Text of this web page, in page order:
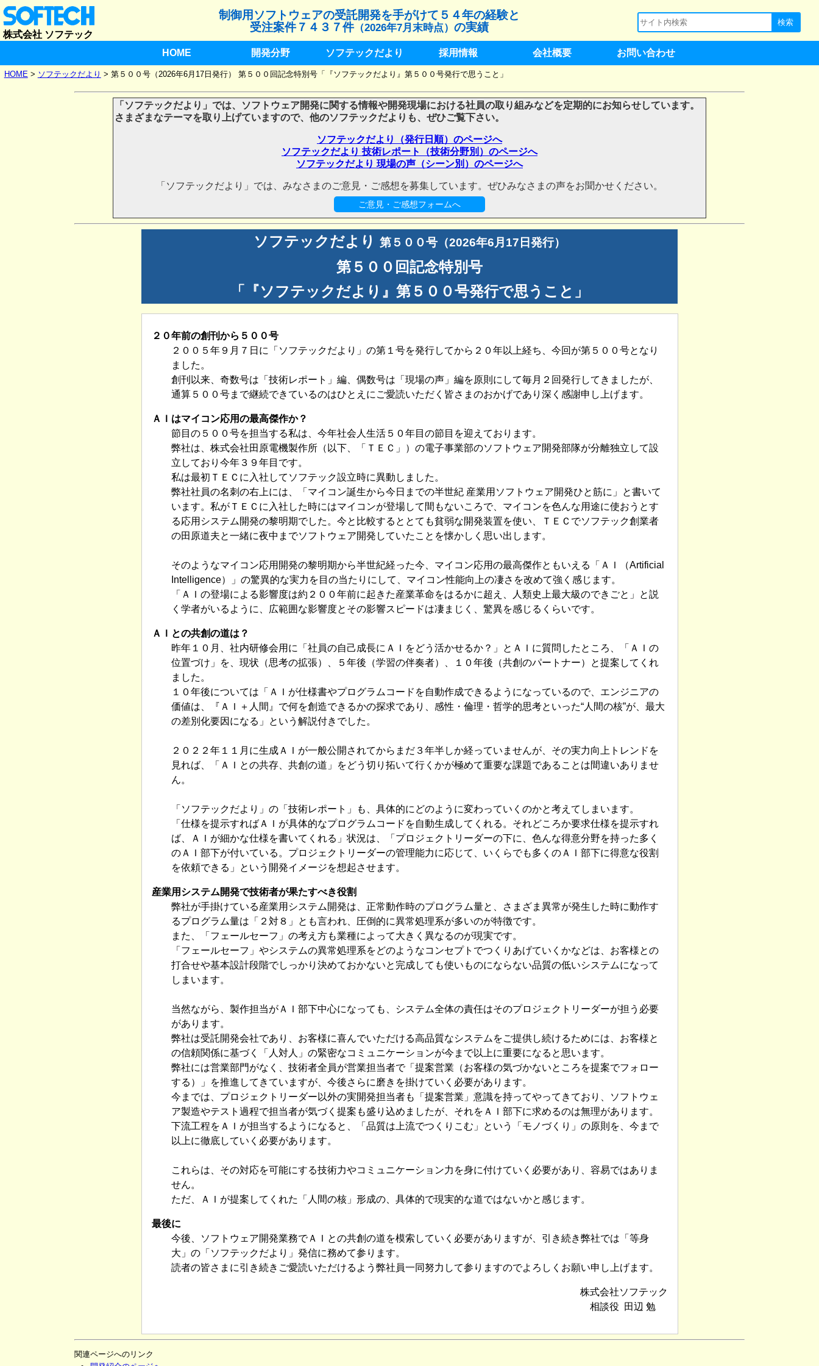
株式会社 ソフテック
制御用ソフトウェアの受託開発を手がけて５４年の経験と
受注案件７４３７件（2026年7月末時点） の実績
HOME 開発分野 ソフテックだより 採用情報 会社概要 お問い合わせ
HOME> ソフテックだより > 第５００号（2026年6月17日発行） 第５００回記念特別号「『ソフテックだより』第５００号発行で思うこと」
「ソフテックだより」では、ソフトウェア開発に関する情報や開発現場における社員の取り組みなどを定期的にお知らせしています。
さまざまなテーマを取り上げていますので、他のソフテックだよりも、ぜひご覧下さい。
ソフテックだより（発行日順）のページへ
ソフテックだより 技術レポート（技術分野別）のページへ
ソフテックだより 現場の声（シーン別）のページへ
「ソフテックだより」では、みなさまのご意見・ご感想を募集しています。ぜひみなさまの声をお聞かせください。
ご意見・ご感想フォームへ
ソフテックだより 第５００号（2026年6月17日発行）
第５００回記念特別号
「『ソフテックだより』第５００号発行で思うこと」
２０年前の創刊から５００号
２００５年９月７日に「ソフテックだより」の第１号を発行してから２０年以上経ち、今回が第５００号となり
ました。
創刊以来、奇数号は「技術レポート」編、偶数号は「現場の声」編を原則にして毎月２回発行してきましたが、
通算５００号まで継続できているのはひとえにご愛読いただく皆さまのおかげであり深く感謝申し上げます。
ＡＩはマイコン応用の最高傑作か？
節目の５００号を担当する私は、今年社会人生活５０年目の節目を迎えております。
弊社は、株式会社田原電機製作所（以下、「ＴＥＣ」）の電子事業部のソフトウェア開発部隊が分離独立して設
立しており今年３９年目です。
私は最初ＴＥＣに入社してソフテック設立時に異動しました。
弊社社員の名刺の右上には、「マイコン誕生から今日までの半世紀 産業用ソフトウェア開発ひと筋に」と書いて
います。私がＴＥＣに入社した時にはマイコンが登場して間もないころで、マイコンを色んな用途に使おうとす
る応用システム開発の黎明期でした。今と比較するととても貧弱な開発装置を使い、ＴＥＣでソフテック創業者
の田原道夫と一緒に夜中までソフトウェア開発していたことを懐かしく思い出します。
そのようなマイコン応用開発の黎明期から半世紀経った今、マイコン応用の最高傑作ともいえる「ＡＩ（Artificial
Intelligence）」の驚異的な実力を目の当たりにして、マイコン性能向上の凄さを改めて強く感じます。
「ＡＩの登場による影響度は約２００年前に起きた産業革命をはるかに超え、人類史上最大級のできごと」と説
く学者がいるように、広範囲な影響度とその影響スピードは凄まじく、驚異を感じるくらいです。
ＡＩとの共創の道は？
昨年１０月、社内研修会用に「社員の自己成長にＡＩをどう活かせるか？」とＡＩに質問したところ、「ＡＩの
位置づけ」を、現状（思考の拡張）、５年後（学習の伴奏者）、１０年後（共創のパートナー）と提案してくれ
ました。
１０年後については「ＡＩが仕様書やプログラムコードを自動作成できるようになっているので、エンジニアの
価値は、『ＡＩ＋人間』で何を創造できるかの探求であり、感性・倫理・哲学的思考といった“人間の核”が、最大
の差別化要因になる」という解説付きでした。
２０２２年１１月に生成ＡＩが一般公開されてからまだ３年半しか経っていませんが、その実力向上トレンドを
見れば、「ＡＩとの共存、共創の道」をどう切り拓いて行くかが極めて重要な課題であることは間違いありませ
ん。
「ソフテックだより」の「技術レポート」も、具体的にどのように変わっていくのかと考えてしまいます。
「仕様を提示すればＡＩが具体的なプログラムコードを自動生成してくれる。それどころか要求仕様を提示すれ
ば、ＡＩが細かな仕様を書いてくれる」状況は、「プロジェクトリーダーの下に、色んな得意分野を持った多く
のＡＩ部下が付いている。プロジェクトリーダーの管理能力に応じて、いくらでも多くのＡＩ部下に得意な役割
を依頼できる」という開発イメージを想起させます。
産業用システム開発で技術者が果たすべき役割
弊社が手掛けている産業用システム開発は、正常動作時のプログラム量と、さまざま異常が発生した時に動作す
るプログラム量は「２対８」とも言われ、圧倒的に異常処理系が多いのが特徴です。
また、「フェールセーフ」の考え方も業種によって大きく異なるのが現実です。
「フェールセーフ」やシステムの異常処理系をどのようなコンセプトでつくりあげていくかなどは、お客様との
打合せや基本設計段階でしっかり決めておかないと完成しても使いものにならない品質の低いシステムになって
しまいます。
当然ながら、製作担当がＡＩ部下中心になっても、システム全体の責任はそのプロジェクトリーダーが担う必要
があります。
弊社は受託開発会社であり、お客様に喜んでいただける高品質なシステムをご提供し続けるためには、お客様と
の信頼関係に基づく「人対人」の緊密なコミュニケーションが今まで以上に重要になると思います。
弊社には営業部門がなく、技術者全員が営業担当者で「提案営業（お客様の気づかないところを提案でフォロー
する）」を推進してきていますが、今後さらに磨きを掛けていく必要があります。
今までは、プロジェクトリーダー以外の実開発担当者も「提案営業」意識を持ってやってきており、ソフトウェ
ア製造やテスト過程で担当者が気づく提案も盛り込めましたが、それをＡＩ部下に求めるのは無理があります。
下流工程をＡＩが担当するようになると、「品質は上流でつくりこむ」という「モノづくり」の原則を、今まで
以上に徹底していく必要があります。
これらは、その対応を可能にする技術力やコミュニケーション力を身に付けていく必要があり、容易ではありま
せん。
ただ、ＡＩが提案してくれた「人間の核」形成の、具体的で現実的な道ではないかと感じます。
最後に
今後、ソフトウェア開発業務でＡＩとの共創の道を模索していく必要がありますが、引き続き弊社では「等身
大」の「ソフテックだより」発信に務めて参ります。
読者の皆さまに引き続きご愛読いただけるよう弊社員一同努力して参りますのでよろしくお願い申し上げます。
株式会社ソフテック
相談役 田辺 勉
関連ページへのリンク